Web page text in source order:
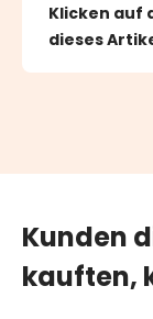
Klicken auf
dieses
Kunden
kauften,